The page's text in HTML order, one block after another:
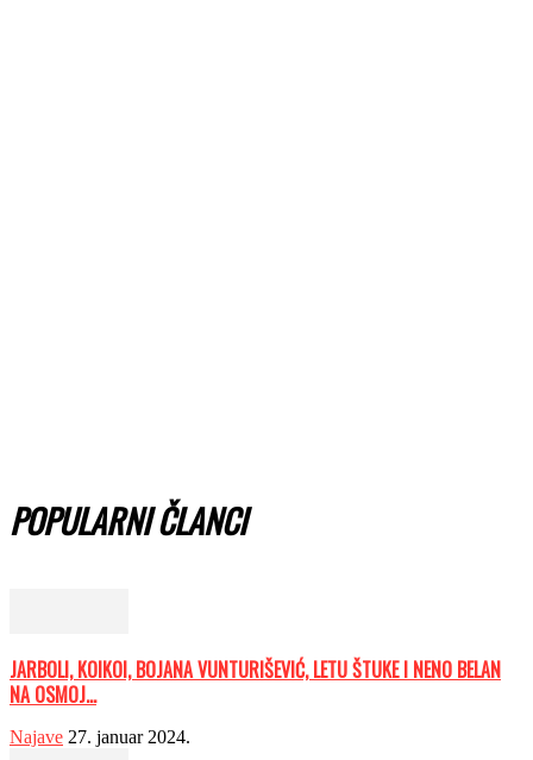
POPULARNI ČLANCI
JARBOLI, KOIKOI, BOJANA VUNTURIŠEVIĆ, LETU ŠTUKE I NENO BELAN
NA OSMOJ...
Najave 27. januar 2024.